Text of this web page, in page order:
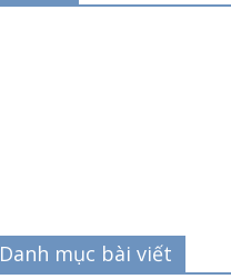
Danh mục bài viết